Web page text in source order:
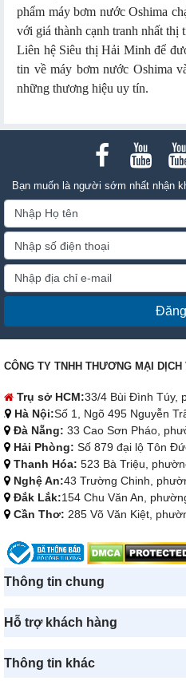
phẩm máy bơm nước Oshima
với giá thành cạnh tranh nhất thị
Liên hệ Siêu thị Hải Minh để
tin về máy bơm nước Oshima
những thương hiệu uy tín.
Bạn muốn là người sớm nhất nhận
CÔNG TY TNHH THƯƠNG MẠI
Trụ sở HCM:33/4 Bùi Đình Túy,
Hà Nội:Số 1, Ngõ 495 Nguyễn
Đà Nẵng: 33 Cao Sơn Pháo,
Hải Phòng: Số 879 đại lộ Tôn
Thanh Hóa: 523 Bà Triệu,
Nghệ An:43 Trường Chinh,
Đắk Lắk:154 Chu Văn An,
Cần Thơ: 285 Võ Văn Kiệt,
Thông tin chung
Hỗ trợ khách hàng
Thông tin khác